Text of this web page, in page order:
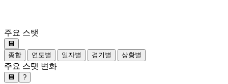
주요 스탯
💾
종합
연도별 일자별 경기별 상황별
주요 스탯 변화
💾 ?